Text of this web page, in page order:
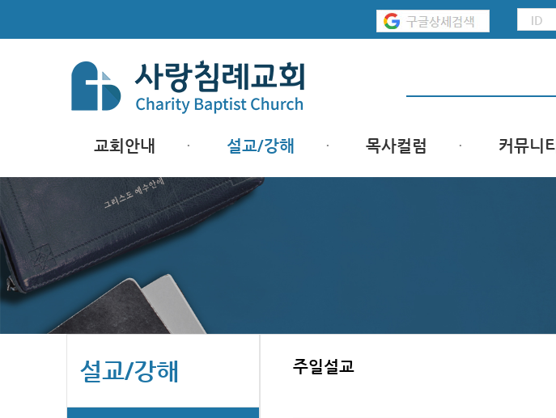
교회안내 설교/강해 목사컬럼 커뮤니티
설교/강해 주일설교